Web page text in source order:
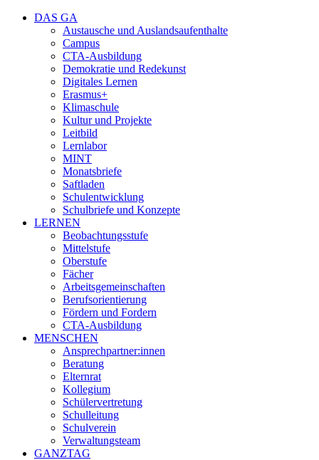
DAS GA
Austausche und Auslandsaufenthalte
Campus
CTA-Ausbildung
Demokratie und Redekunst
Digitales Lernen
Erasmus+
Klimaschule
Kultur und Projekte
Leitbild
Lernlabor
MINT
Monatsbriefe
Saftladen
Schulentwicklung
Schulbriefe und Konzepte
LERNEN
Beobachtungsstufe
Mittelstufe
Oberstufe
Fächer
Arbeitsgemeinschaften
Berufsorientierung
Fördern und Fordern
CTA-Ausbildung
MENSCHEN
Ansprechpartner:innen
Beratung
Elternrat
Kollegium
Schülervertretung
Schulleitung
Schulverein
Verwaltungsteam
GANZTAG